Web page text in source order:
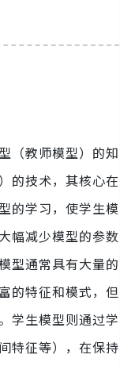
（教师模型）的知
的技术，其核心在
的学习，使学生模
幅减少模型的参数
型通常具有大量的
的特征和模式，但
学生模型则通过学
特征等），在保持